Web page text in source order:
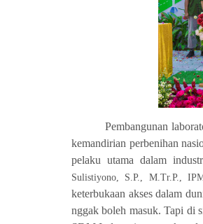
Pembangunan
kemandirian perbenihan
pelaku utama dalam
Sulistiyono, S.P., M.Tr.P.,
keterbukaan akses dalam
nggak boleh masuk. Tapi di